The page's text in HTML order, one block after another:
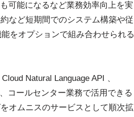
可能になるなど業務効率向上を実
など短期間でのシステム構築や従
をオプションで組み合わせられる
Natural Language API 、
コールセンター業務で活用できる
オムニスのサービスとして順次拡